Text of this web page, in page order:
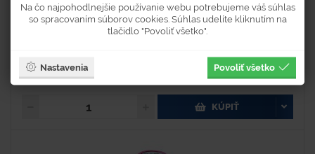
Skladom 374 ks
Dostupnosť 3-5 pracovných dní
6 €
7,38 € s DPH
KÚPIŤ
Na čo najpohodlnejšie používanie webu potrebujeme váš súhlas
so spracovaním súborov cookies. Súhlas udelíte kliknutím na
tlačidlo "Povoliť všetko".
Nastavenia Povoliť všetko